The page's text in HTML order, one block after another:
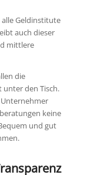
Geldinstitute
auch dieser
mittlere
die
den Tisch.
keine
und gut